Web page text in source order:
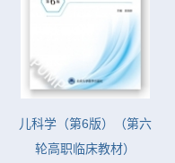
儿科学（第6版）（第六
轮高职临床教材）